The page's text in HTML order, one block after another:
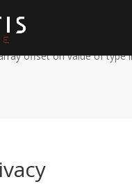
offset on value of type
offset on value of type